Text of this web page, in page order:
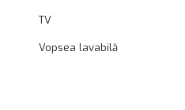
TV
Vopsea lavabilă